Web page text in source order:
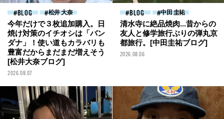
BLOG 松井 大奈
今年だけで３枚追加購入。日
焼け対策のイチオシは「バン
ダナ」！使い道もカラバリも
豊富だからまだまだ増えそう
[松井大奈ブログ]
2026.08.07
BLOG 中田 圭祐
清水寺に絶品焼肉...昔からの
友人と修学旅行ぶりの弾丸京
都旅行。[中田圭祐ブログ]
2026.08.06